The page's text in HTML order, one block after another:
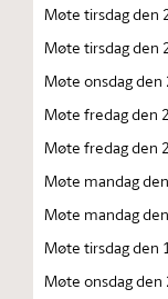
Møte tirsdag den
Møte tirsdag den
Møte onsdag den
Møte fredag den
Møte fredag den
Møte mandag
Møte mandag
Møte tirsdag den
Møte onsdag den